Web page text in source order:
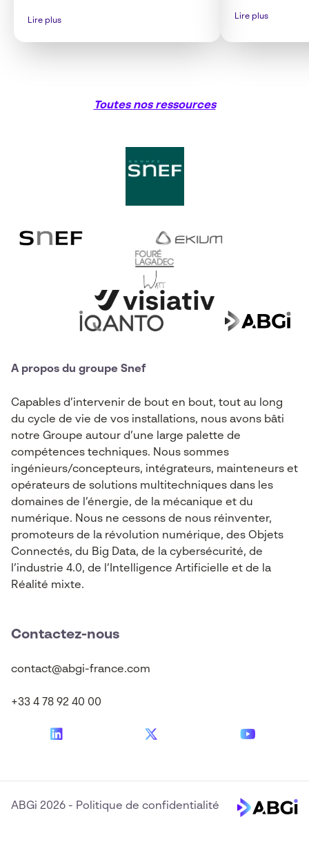
Lire plus Lire plus
Toutes nos ressources
A propos du groupe Snef
Capables d’intervenir de bout en bout, tout au long
du cycle de vie de vos installations, nous avons bâti
notre Groupe autour d’une large palette de
compétences techniques. Nous sommes
ingénieurs/concepteurs, intégrateurs, mainteneurs et
opérateurs de solutions multitechniques dans les
domaines de l’énergie, de la mécanique et du
numérique. Nous ne cessons de nous réinventer,
promoteurs de la révolution numérique, des Objets
Connectés, du Big Data, de la cybersécurité, de
l’industrie 4.0, de l’Intelligence Artificielle et de la
Réalité mixte.
Contactez-nous
contact@abgi-france.com
+33 4 78 92 40 00
ABGi 2026 - Politique de confidentialité